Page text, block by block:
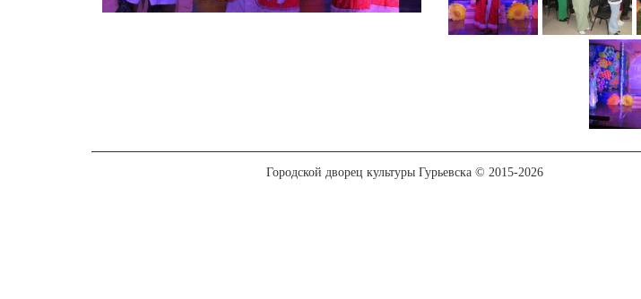
Городской дворец культуры Гурьевска © 2015-2026